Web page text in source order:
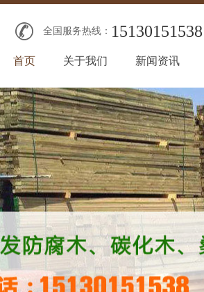
全国服务热线： 15130151538
首页 关于我们 新闻资讯